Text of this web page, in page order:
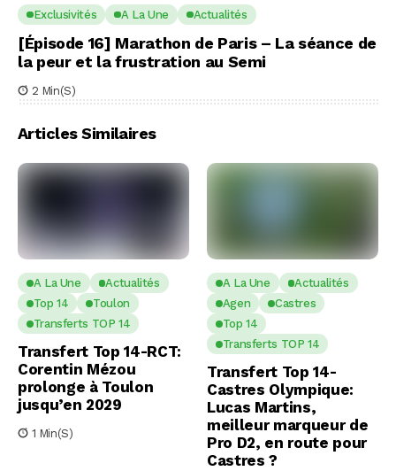
Exclusivités A La Une Actualités
[Épisode 16] Marathon de Paris – La séance de
la peur et la frustration au Semi
2 Min(s)
Articles Similaires
A La Une
Actualités
Top 14
Toulon
Transferts TOP 14
Transfert Top 14-RCT:
Corentin Mézou
prolonge à Toulon
jusqu’en 2029
1 Min(s)
A La Une
Actualités
Agen
Castres
Top 14
Transferts TOP 14
Transfert Top 14-
Castres Olympique:
Lucas Martins,
meilleur marqueur de
Pro D2, en route pour
Castres ?